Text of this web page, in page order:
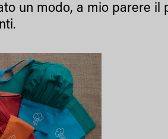
un modo, a mio parere il